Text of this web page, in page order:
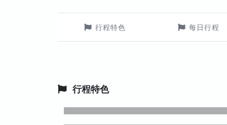
行程特色 每日行程
行程特色